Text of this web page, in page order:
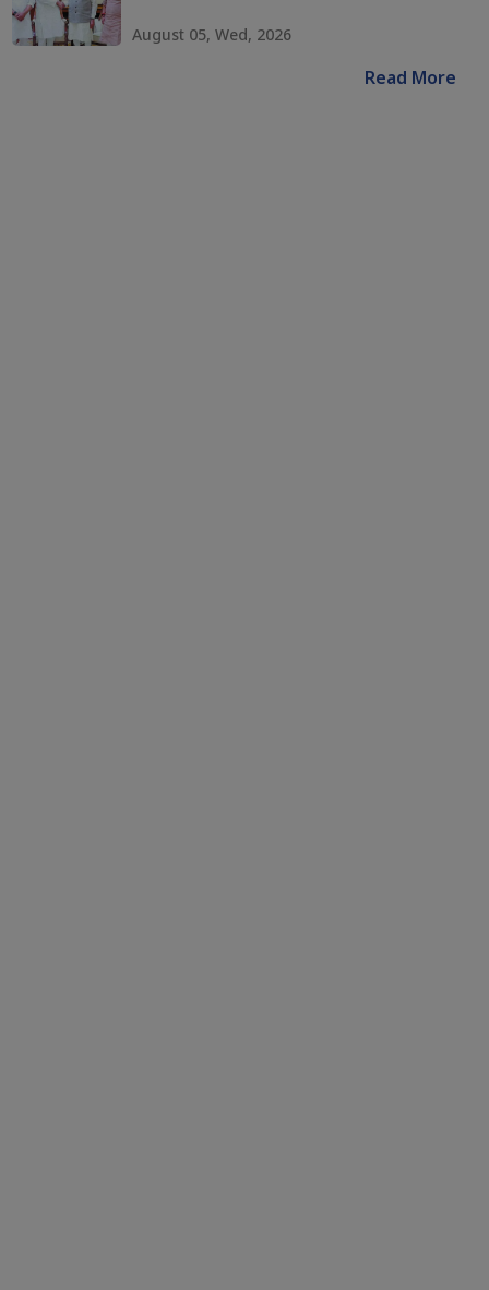
August 05, Wed, 2026
Read More